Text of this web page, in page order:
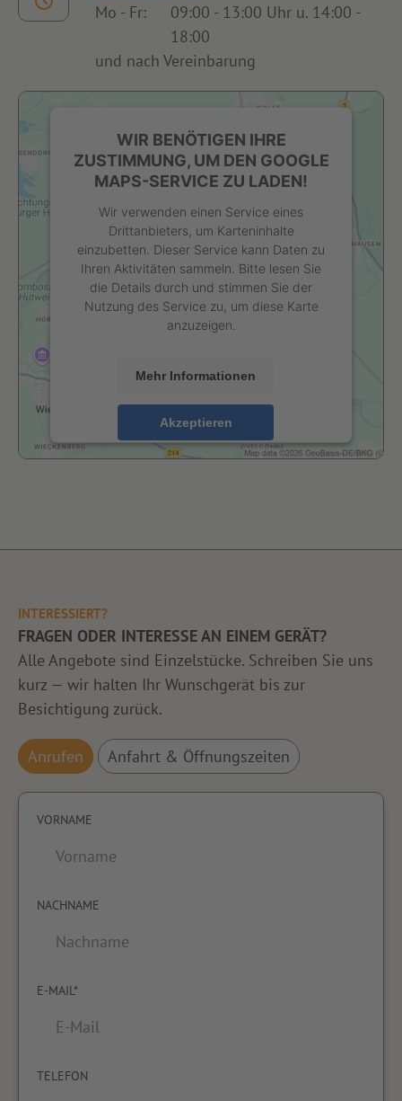
Mo - Fr:
09:00 - 13:00 Uhr u. 14:00 -
18:00
und nach Vereinbarung
WIR BENÖTIGEN IHRE
ZUSTIMMUNG, UM DEN GOOGLE
MAPS-SERVICE ZU LADEN!
Wir verwenden einen Service eines
Drittanbieters, um Karteninhalte
einzubetten. Dieser Service kann Daten zu
Ihren Aktivitäten sammeln. Bitte lesen Sie
die Details durch und stimmen Sie der
Nutzung des Service zu, um diese Karte
anzuzeigen.
Mehr Informationen
Akzeptieren
powered byUsercentrics Consent
INTERESSIERT?
FRAGEN ODER INTERESSE AN EINEM GERÄT?
Alle Angebote sind Einzelstücke. Schreiben Sie uns
kurz — wir halten Ihr Wunschgerät bis zur
Besichtigung zurück.
Anrufen Anfahrt & Öffnungszeiten
VORNAME
NACHNAME
E-MAIL*
TELEFON